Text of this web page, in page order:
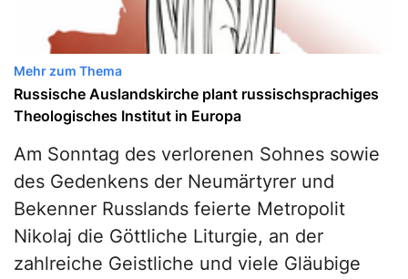
Mehr zum Thema
Russische Auslandskirche plant russischsprachiges
Theologisches Institut in Europa
Am Sonntag des verlorenen Sohnes sowie
des Gedenkens der Neumärtyrer und
Bekenner Russlands feierte Metropolit
Nikolaj die Göttliche Liturgie, an der
zahlreiche Geistliche und viele Gläubige